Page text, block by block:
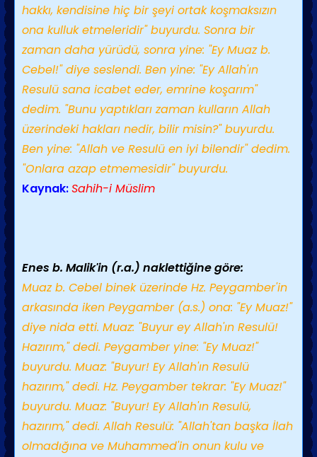
hakkı, kendisine hiç bir şeyi ortak koşmaksızın
ona kulluk etmeleridir" buyurdu. Sonra bir
zaman daha yürüdü, sonra yine: "Ey Muaz b.
Cebel!" diye seslendi. Ben yine: "Ey Allah'ın
Resulü sana icabet eder, emrine koşarım"
dedim. "Bunu yaptıkları zaman kulların Allah
üzerindeki hakları nedir, bilir misin?" buyurdu.
Ben yine: "Allah ve Resulü en iyi bilendir" dedim.
"Onlara azap etmemesidir" buyurdu.
Kaynak:Sahih-i Müslim
Enes b. Malik'in (r.a.) naklettiğine göre:
Muaz b. Cebel binek üzerinde Hz. Peygamber'in
arkasında iken Peygamber (a.s.) ona: "Ey Muaz!"
diye nida etti. Muaz: "Buyur ey Allah'ın Resulü!
Hazırım," dedi. Peygamber yine: "Ey Muaz!"
buyurdu. Muaz: "Buyur! Ey Allah'ın Resulü
hazırım," dedi. Hz. Peygamber tekrar: "Ey Muaz!"
buyurdu. Muaz: "Buyur! Ey Allah'ın Resulü,
hazırım," dedi. Allah Resulü: "Allah'tan başka İlah
olmadığına ve Muhammed'in onun kulu ve